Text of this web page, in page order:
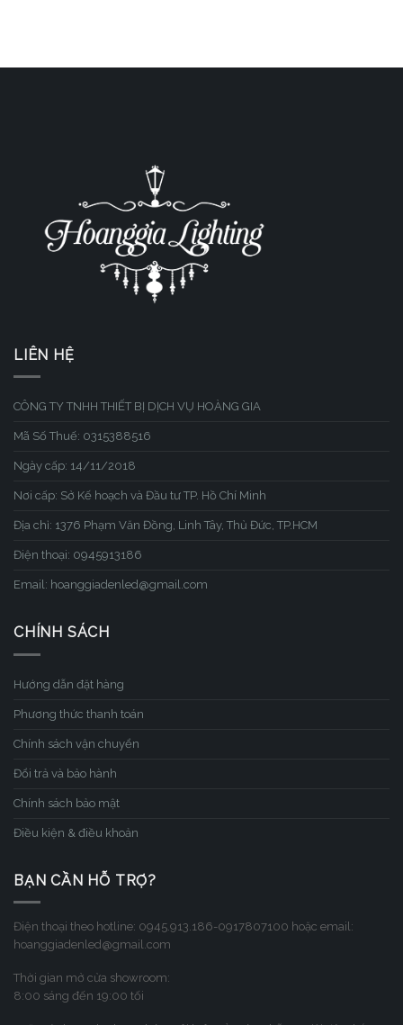
LIÊN HỆ
CÔNG TY TNHH THIẾT BỊ DỊCH VỤ HOÀNG GIA
Mã Số Thuế: 0315388516
Ngày cấp: 14/11/2018
Nơi cấp: Sở Kế hoạch và Đầu tư TP. Hồ Chí Minh
Địa chỉ: 1376 Phạm Văn Đồng, Linh Tây, Thủ Đức, TP.HCM
Điện thoại: 0945913186
Email: hoanggiadenled@gmail.com
CHÍNH SÁCH
Hướng dẫn đặt hàng
Phương thức thanh toán
Chính sách vận chuyển
Đổi trả và bảo hành
Chính sách bảo mật
Điều kiện & điều khoản
BẠN CẦN HỖ TRỢ?
Điện thoại theo hotline: 0945.913.186-0917807100 hoặc email:
hoanggiadenled@gmail.com
Thời gian mở cửa showroom:
8:00 sáng đến 19:00 tối